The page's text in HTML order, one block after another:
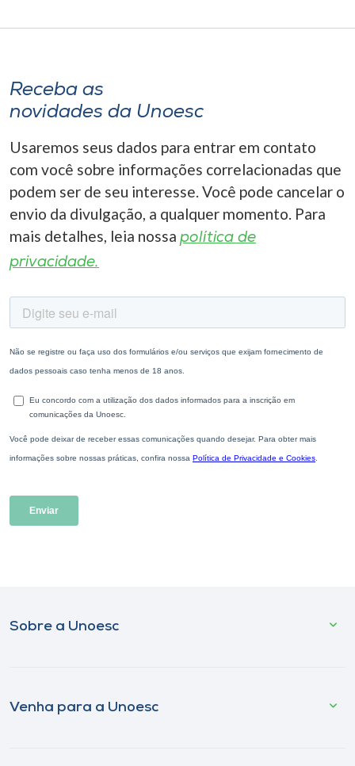
Receba as
novidades da Unoesc
Usaremos seus dados para entrar em contato
com você sobre informações correlacionadas que
podem ser de seu interesse. Você pode cancelar o
envio da divulgação, a qualquer momento. Para
mais detalhes, leia nossa política de
privacidade.
Sobre a Unoesc
Venha para a Unoesc